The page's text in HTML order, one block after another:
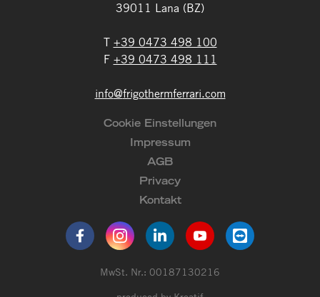
39011 Lana (BZ)
T +39 0473 498 100
F +39 0473 498 111
info@frigothermferrari.com
Cookie Einstellungen
Impressum
AGB
Privacy
Kontakt
MwSt. Nr.: 00187130216